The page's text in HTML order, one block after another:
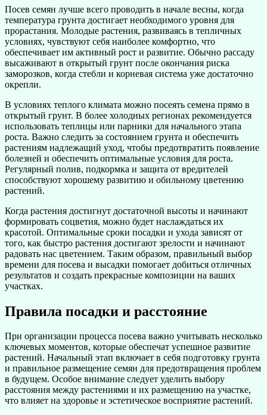
Посев семян лучше всего проводить в начале весны, когда
температура грунта достигает необходимого уровня для
прорастания. Молодые растения, развиваясь в тепличных
условиях, чувствуют себя наиболее комфортно, что
обеспечивает им активный рост и развитие. Обычно рассаду
высаживают в открытый грунт после окончания риска
заморозков, когда стебли и корневая система уже достаточно
окрепли.
В условиях теплого климата можно посеять семена прямо в
открытый грунт. В более холодных регионах рекомендуется
использовать теплицы или парники для начального этапа
роста. Важно следить за состоянием грунта и обеспечить
растениям надлежащий уход, чтобы предотвратить появление
болезней и обеспечить оптимальные условия для роста.
Регулярный полив, подкормка и защита от вредителей
способствуют хорошему развитию и обильному цветению
растений.
Когда растения достигнут достаточной высоты и начинают
формировать соцветия, можно будет наслаждаться их
красотой. Оптимальные сроки посадки и ухода зависят от
того, как быстро растения достигают зрелости и начинают
радовать нас цветением. Таким образом, правильный выбор
времени для посева и высадки помогает добиться отличных
результатов и создать прекрасные композиции на ваших
участках.
Правила посадки и расстояние
При организации процесса посева важно учитывать несколько
ключевых моментов, которые обеспечат успешное развитие
растений. Начальный этап включает в себя подготовку грунта
и правильное размещение семян для предотвращения проблем
в будущем. Особое внимание следует уделить выбору
расстояния между растениями и их размещению на участке,
что влияет на здоровье и эстетическое восприятие растений.